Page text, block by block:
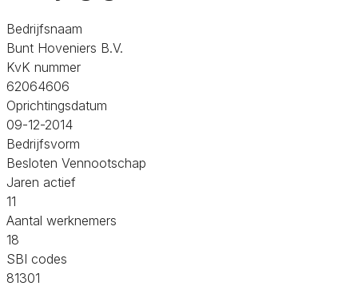
Bedrijfsnaam
Bunt Hoveniers B.V.
KvK nummer
62064606
Oprichtingsdatum
09-12-2014
Bedrijfsvorm
Besloten Vennootschap
Jaren actief
11
Aantal werknemers
18
SBI codes
81301